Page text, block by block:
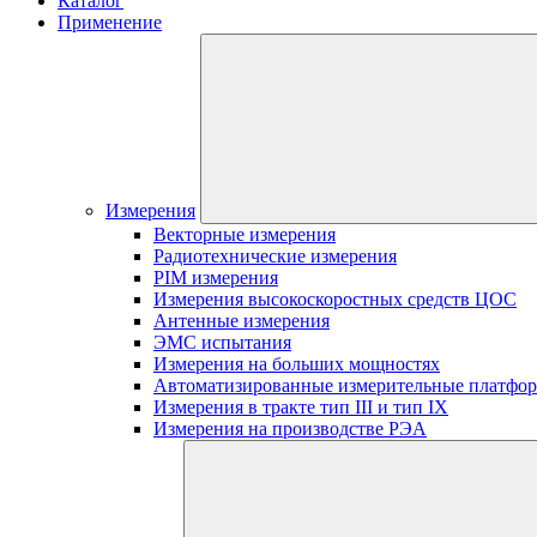
Применение
Измерения
Векторные измерения
Радиотехнические измерения
PIM измерения
Измерения высокоскоростных средств ЦОС
Антенные измерения
ЭМС испытания
Измерения на больших мощностях
Автоматизированные измерительные
Измерения в тракте тип III и тип IX
Измерения на производстве РЭА